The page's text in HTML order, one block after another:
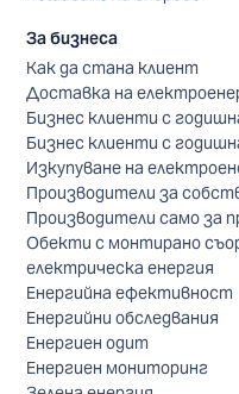
За бизнеса
Как да стана клиент
Доставка на
Бизнес клиенти с
Бизнес клиенти с
Изкупуване на
Производители за
Производители само за
Обекти с монтирано
електрическа енергия
Енергийна ефективност
Енергийни обследвания
Енергиен одит
Енергиен мониторинг